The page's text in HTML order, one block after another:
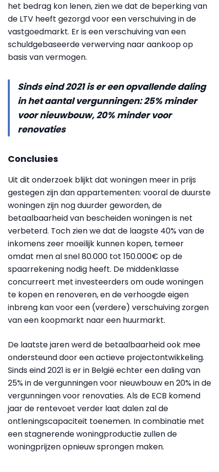
het bedrag kon lenen, zien we dat de beperking van
de LTV heeft gezorgd voor een verschuiving in de
vastgoedmarkt. Er is een verschuiving van een
schuldgebaseerde verwerving naar aankoop op
basis van vermogen.
Sinds eind 2021 is er een opvallende daling
in het aantal vergunningen: 25% minder
voor nieuwbouw, 20% minder voor
renovaties
Conclusies
Uit dit onderzoek blijkt dat woningen meer in prijs
gestegen zijn dan appartementen: vooral de duurste
woningen zijn nog duurder geworden, de
betaalbaarheid van bescheiden woningen is net
verbeterd. Toch zien we dat de laagste 40% van de
inkomens zeer moeilijk kunnen kopen, temeer
omdat men al snel 80.000 tot 150.000€ op de
spaarrekening nodig heeft. De middenklasse
concurreert met investeerders om oude woningen
te kopen en renoveren, en de verhoogde eigen
inbreng kan voor een (verdere) verschuiving zorgen
van een koopmarkt naar een huurmarkt.
De laatste jaren werd de betaalbaarheid ook mee
ondersteund door een actieve projectontwikkeling.
Sinds eind 2021 is er in België echter een daling van
25% in de vergunningen voor nieuwbouw en 20% in de
vergunningen voor renovaties. Als de ECB komend
jaar de rentevoet verder laat dalen zal de
ontleningscapaciteit toenemen. In combinatie met
een stagnerende woningproductie zullen de
woningprijzen opnieuw sprongen maken.